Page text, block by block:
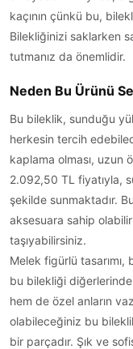
kaçının çünkü bu,
Bilekliğinizi saklarken
tutmanız da önemlidir.
Neden Bu Ürünü
Bu bileklik, sunduğu
herkesin tercih
kaplama olması, uzun
2.092,50 TL fiyatıyla,
şekilde sunmaktadır.
aksesuara sahip olabilir
taşıyabilirsiniz.
Melek figürlü
bu bilekliği
hem de özel anların
olabileceğiniz bu
bir parçadır. Şık ve